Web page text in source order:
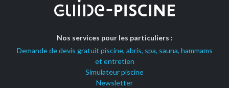
Nos services pour les particuliers :
Demande de devis gratuit piscine, abris, spa, sauna, hammams
et entretien
Simulateur piscine
Newsletter